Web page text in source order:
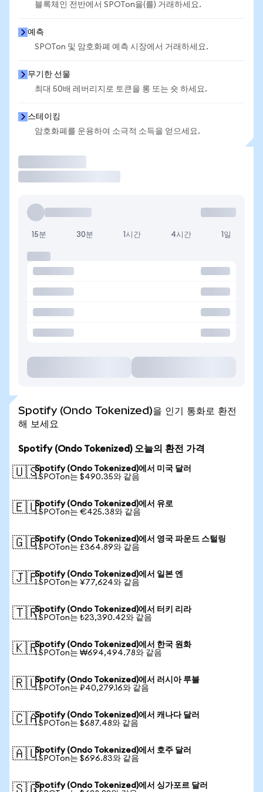
블록체인 전반에서 SPOTon을(를) 거래하세요.
예측
SPOTon 및 암호화폐 예측 시장에서 거래하세요.
무기한 선물
최대 50배 레버리지로 토큰을 롱 또는 숏 하세요.
스테이킹
암호화폐를 운용하여 소극적 소득을 얻으세요.
15분 30분 1시간 4시간 1일
Spotify (Ondo Tokenized)을 인기 통화로 환전
해 보세요
Spotify (Ondo Tokenized) 오늘의 환전 가격
🇺🇸Spotify (Ondo Tokenized)에서 미국 달러
1 SPOTon는 $490.35와 같음
🇪🇺Spotify (Ondo Tokenized)에서 유로
1 SPOTon는 €425.38와 같음
🇬🇧Spotify (Ondo Tokenized)에서 영국 파운드 스털링
1 SPOTon는 £364.89와 같음
🇯🇵Spotify (Ondo Tokenized)에서 일본 엔
1 SPOTon는 ¥77,624와 같음
🇹🇷Spotify (Ondo Tokenized)에서 터키 리라
1 SPOTon는 ₺23,390.42와 같음
🇰🇷Spotify (Ondo Tokenized)에서 한국 원화
1 SPOTon는 ₩694,494.78와 같음
🇷🇺Spotify (Ondo Tokenized)에서 러시아 루블
1 SPOTon는 ₽40,279.16와 같음
🇨🇦Spotify (Ondo Tokenized)에서 캐나다 달러
1 SPOTon는 $687.48와 같음
🇦🇺Spotify (Ondo Tokenized)에서 호주 달러
1 SPOTon는 $696.83와 같음
Spotify (Ondo Tokenized)에서 싱가포르 달러